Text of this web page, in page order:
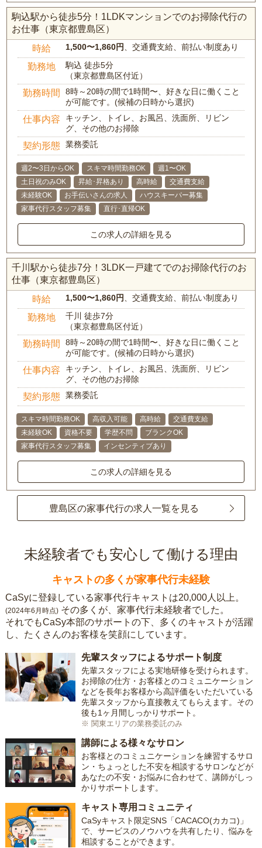
駒込駅から徒歩5分！1LDKマンションでのお掃除代行の
お仕事（東京都豊島区）
時給 1,500〜1,860円 、交通費支給、前払い制度あり
勤務地
駒込 徒歩5分
（東京都豊島区付近）
勤務時間
8時～20時の間で1時間〜、好きな日に働くこと
が可能です。(候補の日時から選択)
仕事内容
キッチン、トイレ、お風呂、洗面所、リビン
グ、その他のお掃除
契約形態 業務委託
週2〜3日からOK スキマ時間勤務OK
週1〜OK
土日祝のみOK
昇給･昇格あり 高時給
交通費支給
未経験OK
お手伝いさんの求人
ハウスキーパー募集
家事代行スタッフ募集
直行･直帰OK
この求人の詳細を見る
千川駅から徒歩7分！3LDK一戸建てでのお掃除代行のお
仕事（東京都豊島区）
時給 1,500〜1,860円 、交通費支給、前払い制度あり
勤務地
千川 徒歩7分
（東京都豊島区付近）
勤務時間
8時～20時の間で1時間〜、好きな日に働くこと
が可能です。(候補の日時から選択)
仕事内容
キッチン、トイレ、お風呂、洗面所、リビン
グ、その他のお掃除
契約形態 業務委託
スキマ時間勤務OK 高収入可能 高時給
交通費支給
未経験OK
資格不要 学歴不問
ブランクOK
家事代行スタッフ募集
インセンティブあり
この求人の詳細を見る
豊島区の家事代行の求人一覧を見る
未経験者でも安心して働ける理由
キャストの多くが家事代行未経験
CaSyに登録している家事代行キャストは20,000人以上。
(2024年6月時点) その多くが、家事代行未経験者でした。
それでもCaSy本部のサポートの下、多くのキャストが活躍
し、たくさんのお客様を笑顔にしています。
先輩スタッフによるサポート制度
先輩スタッフによる実地研修を受けられます。
お掃除の仕方・お客様とのコミュニケーション
などを長年お客様から高評価をいただいている
先輩スタッフから直接教えてもらえます。その
後も1ヶ月間しっかりサポート。
※ 関東エリアの業務委託のみ
講師による様々なサロン
お客様とのコミュニケーションを練習するサロ
ン・ちょっとした不安を相談するサロンなどが
あなたの不安・お悩みに合わせて、講師がしっ
かりサポートします。
キャスト専用コミュニティ
CaSyキャスト限定SNS「CACACO(カカコ)」
で、サービスのノウハウを共有したり、悩みを
相談することができます。